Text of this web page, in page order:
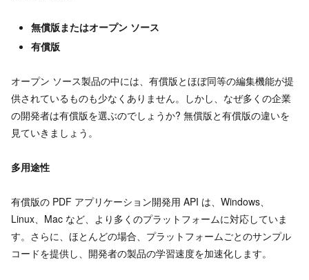
無償版またはオープン ソース
有償版
オープン ソース製品の中には、有償版とほぼ同等の編集機能が提
供されているものも少なくありません。しかし、なぜ多くの企業
の開発者は有償版を選ぶのでしょうか? 無償版と有償版の違いを
見ていきましょう。
多用途性
有償版の PDF アプリケーション開発用 API は、Windows、
Linux、Mac など、より多くのプラットフォームに対応していま
す。さらに、ほとんどの場合、プラットフォームごとのサンプル
コードを提供し、開発者の製品の学習速度を加速化します。